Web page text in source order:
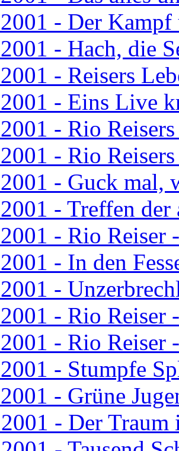
- Der Kampf
- Hach, die
- Reisers
- Eins Live
- Rio
- Rio
- Guck mal,
- Treffen
- Rio Reiser
- In den
-
- Rio Reiser
- Rio Reiser
- Stumpfe
- Grüne
- Der Traum